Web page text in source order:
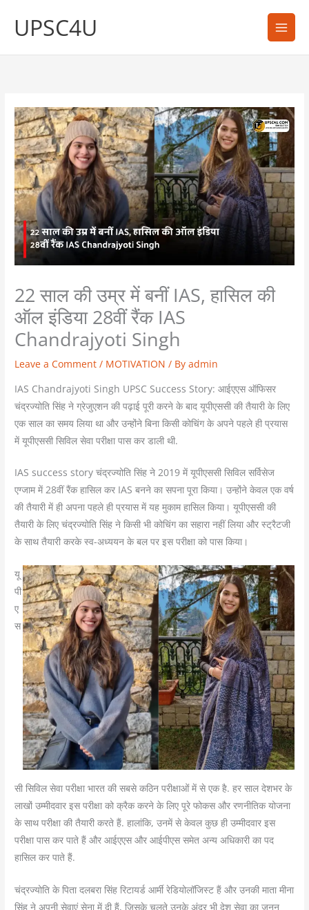
UPSC4U
22 साल की उम्र में बनीं IAS, हासिल की
ऑल इंडिया 28वीं रैंक IAS
Chandrajyoti Singh
Leave a Comment / MOTIVATION / Byadmin
IAS Chandrajyoti Singh UPSC Success Story: आईएएस ऑफिसर
चंद्रज्योति सिंह ने ग्रेजुएशन की पढ़ाई पूरी करने के बाद यूपीएससी की तैयारी के लिए
एक साल का समय लिया था और उन्होंने बिना किसी कोचिंग के अपने पहले ही प्रयास
में यूपीएससी सिविल सेवा परीक्षा पास कर डाली थी.
IAS success story चंद्रज्योति सिंह ने 2019 में यूपीएससी सिविल सर्विसेज
एग्जाम में 28वीं रैंक हासिल कर IAS बनने का सपना पूरा किया। उन्होंने केवल एक वर्ष
की तैयारी में ही अपना पहले ही प्रयास में यह मुकाम हासिल किया। यूपीएससी की
तैयारी के लिए चंद्रज्योति सिंह ने किसी भी कोचिंग का सहारा नहीं लिया और स्ट्रैटजी
के साथ तैयारी करके स्व-अध्ययन के बल पर इस परीक्षा को पास किया।
यू
पी
ए
स
सी सिविल सेवा परीक्षा भारत की सबसे कठिन परीक्षाओं में से एक है. हर साल देशभर के
लाखों उम्मीदवार इस परीक्षा को क्रैक करने के लिए पूरे फोकस और रणनीतिक योजना
के साथ परीक्षा की तैयारी करते हैं. हालांकि, उनमें से केवल कुछ ही उम्मीदवार इस
परीक्षा पास कर पाते हैं और आईएएस और आईपीएस समेत अन्य अधिकारी का पद
हासिल कर पाते हैं.
चंद्रज्योति के पिता दलबरा सिंह रिटायर्ड आर्मी रेडियोलॉजिस्ट हैं और उनकी माता मीना
सिंह ने अपनी सेवाएं सेना में दी हैं, जिसके चलते उनके अंदर भी देश सेवा का जुनून